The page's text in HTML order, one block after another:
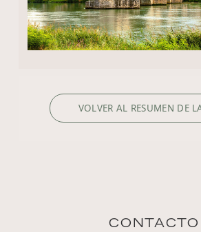
VOLVER AL RESUMEN DE
CONTACTO